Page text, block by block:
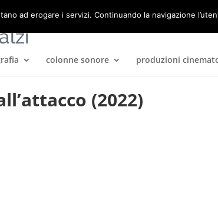
colonne sonore produzioni
(2022)
ad erogare i servizi. Continuando la navigazione